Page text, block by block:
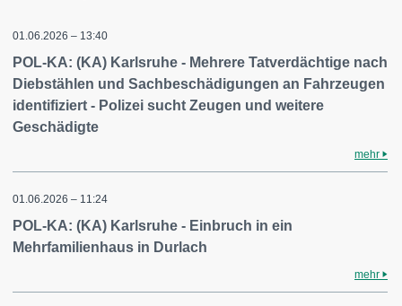
01.06.2026 – 13:40
POL-KA: (KA) Karlsruhe - Mehrere Tatverdächtige nach
Diebstählen und Sachbeschädigungen an Fahrzeugen
identifiziert - Polizei sucht Zeugen und weitere
Geschädigte
mehr
01.06.2026 – 11:24
POL-KA: (KA) Karlsruhe - Einbruch in ein
Mehrfamilienhaus in Durlach
mehr